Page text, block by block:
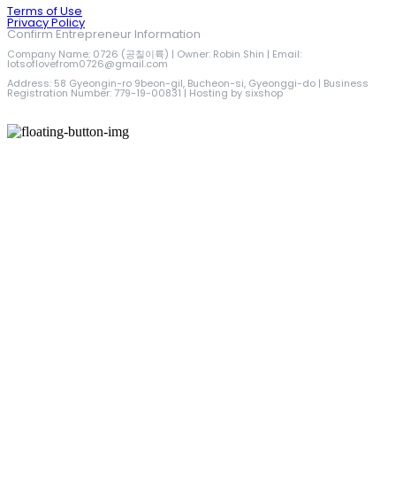
Terms of Use
Privacy Policy
Confirm Entrepreneur Information
Company Name: 0726 (공칠이륙) | Owner: Robin Shin | Email:
lotsoflovefrom0726@gmail.com
Address: 58 Gyeongin-ro 9beon-gil, Bucheon-si, Gyeonggi-do | Business
Registration Number: 779-19-00831| Hosting by sixshop